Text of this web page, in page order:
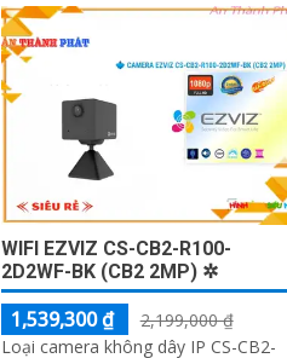
WIFI EZVIZ CS-CB2-R100-
2D2WF-BK (CB2 2MP) ✲
1,539,300 ₫
2,199,000 ₫
Loại camera không dây IP CS-CB2-